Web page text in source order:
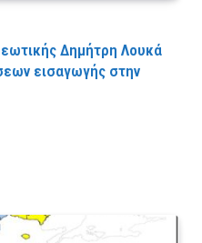
Δημήτρη Λουκά
εισαγωγής στην